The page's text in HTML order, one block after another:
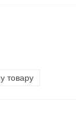
товару